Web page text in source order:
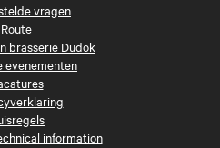
vragen
Route
brasserie Dudok
evenementen
information